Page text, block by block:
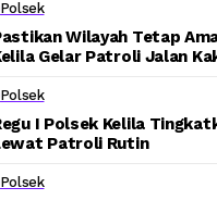
Polsek
Wilayah Tetap
Gelar Patroli Jalan
Polsek
I Polsek Kelila
Patroli Rutin
Polsek